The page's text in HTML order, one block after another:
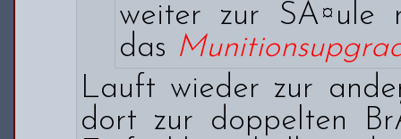
weiter zur SÃ¤ule
das
Lauft wieder zur
dort zur doppelten